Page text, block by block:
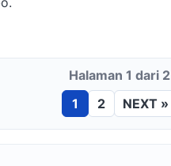
Halaman 1 dari 2
1
2 NEXT »